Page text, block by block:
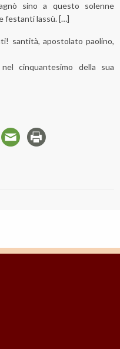
sino a questo solenne
festanti lassù. […]
santità, apostolato paolino,
cinquantesimo della sua